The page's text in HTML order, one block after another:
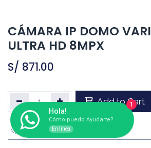
CÁMARA IP DOMO
ULTRA HD 8MPX
S/ 871.00
Add to Cart
Marca: DAHUA
Hola!
Cómo puedo Ayudarte?
En línea
1